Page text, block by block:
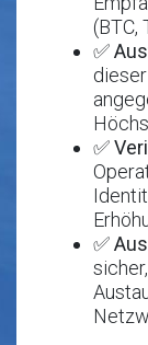
(BTC,
✅
✅
✅